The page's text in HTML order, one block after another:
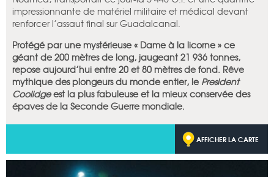
impressionnante de matériel militaire et médical devant
renforcer l’assaut final sur Guadalcanal.
Protégé par une mystérieuse « Dame à la licorne » ce
géant de 200 mètres de long, jaugeant 21 936 tonnes,
repose aujourd’hui entre 20 et 80 mètres de fond. Rêve
mythique des plongeurs du monde entier, le President
Coolidgeest la plus fabuleuse et la mieux conservée des
épaves de la Seconde Guerre mondiale.
AFFICHER LA CARTE